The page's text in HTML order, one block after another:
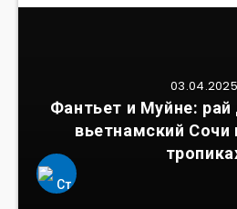
03.04.2025
Фантьет и Муйне:
вьетнамский Сочи